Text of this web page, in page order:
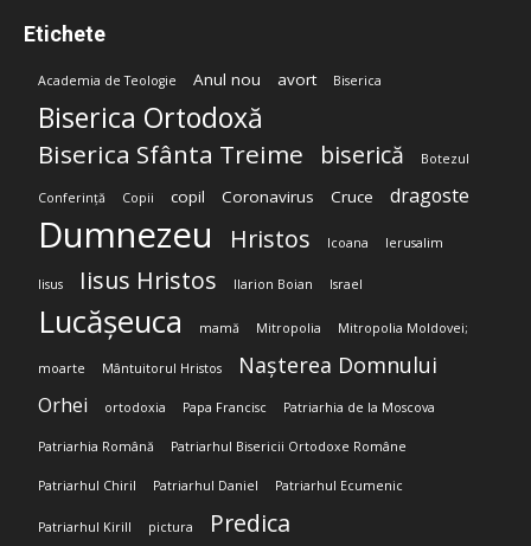
Etichete
Academia de Teologie Anul nou avort Biserica
Biserica Ortodoxă
Biserica Sfânta Treime biserică Botezul
Conferință Copii copil Coronavirus Cruce dragoste
Dumnezeu Hristos Icoana Ierusalim
Iisus Iisus Hristos Ilarion Boian Israel
Lucășeuca mamă Mitropolia Mitropolia Moldovei;
moarte Mântuitorul Hristos Nașterea Domnului
Orhei ortodoxia Papa Francisc Patriarhia de la Moscova
Patriarhia Română Patriarhul Bisericii Ortodoxe Române
Patriarhul Chiril Patriarhul Daniel Patriarhul Ecumenic
Patriarhul Kirill pictura Predica